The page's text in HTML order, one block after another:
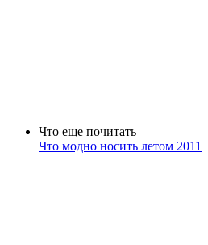
Что еще почитать
Что модно носить летом 2011